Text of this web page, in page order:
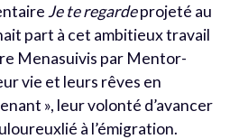
Je te regardeprojeté au
part à cet ambitieux travail
Menasuivis par Mentor-
vie et leurs rêves en
», leur volonté d’avancer
à l’émigration.